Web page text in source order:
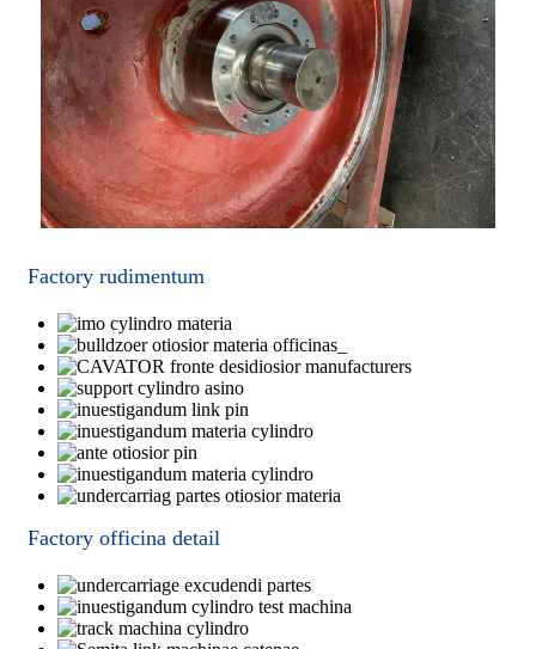
Factory rudimentum
Factory officina detail